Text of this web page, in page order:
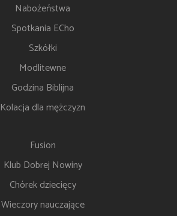
Nabożeństwa
Spotkania ECho
Szkółki
Modlitewne
Godzina Biblijna
Kolacja dla mężczyzn
Fusion
Klub Dobrej Nowiny
Chórek dziecięcy
Wieczory nauczające